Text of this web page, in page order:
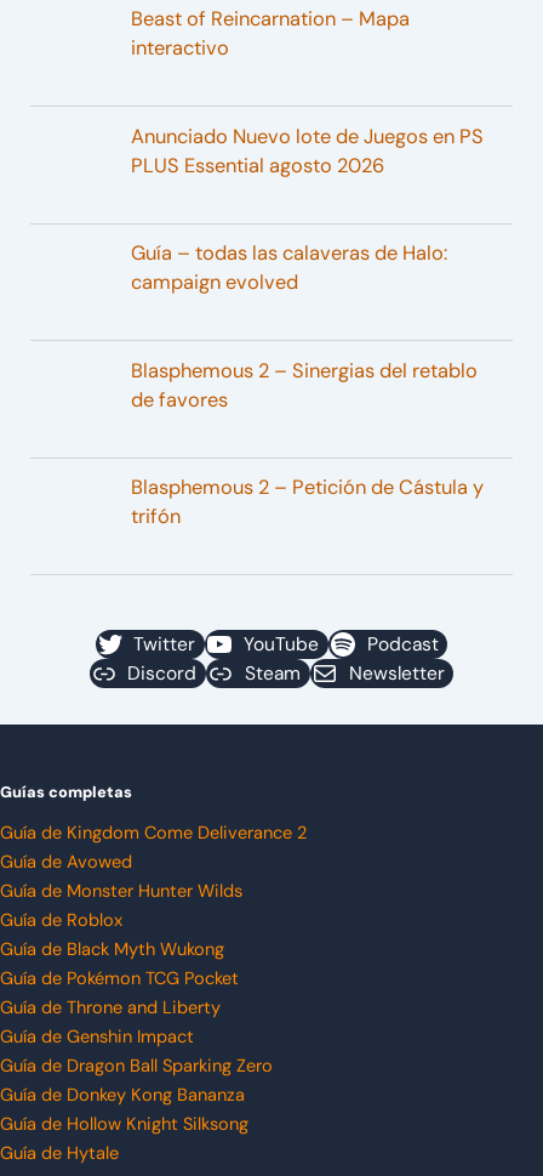
Beast of Reincarnation – Mapa
interactivo
Anunciado Nuevo lote de Juegos en PS
PLUS Essential agosto 2026
Guía – todas las calaveras de Halo:
campaign evolved
Blasphemous 2 – Sinergias del retablo
de favores
Blasphemous 2 – Petición de Cástula y
trifón
Twitter YouTube
Podcast
Discord
Steam Newsletter
Guías completas
Guía de Kingdom Come Deliverance 2
Guía de Avowed
Guía de Monster Hunter Wilds
Guía de Roblox
Guía de Black Myth Wukong
Guía de Pokémon TCG Pocket
Guía de Throne and Liberty
Guía de Genshin Impact
Guía de Dragon Ball Sparking Zero
Guía de Donkey Kong Bananza
Guía de Hollow Knight Silksong
Guía de Hytale